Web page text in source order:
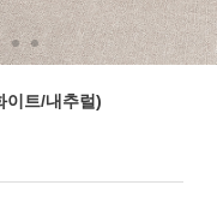
이트/내추럴)